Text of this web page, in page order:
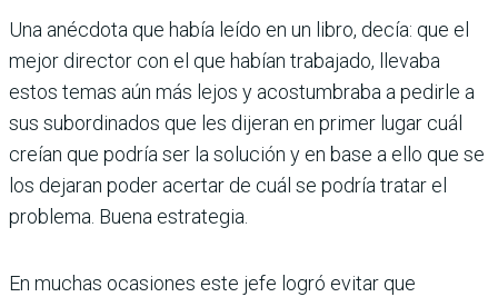
Una anécdota que había leído en un libro, decía: que el
mejor director con el que habían trabajado, llevaba
estos temas aún más lejos y acostumbraba a pedirle a
sus subordinados que les dijeran en primer lugar cuál
creían que podría ser la solución y en base a ello que se
los dejaran poder acertar de cuál se podría tratar el
problema. Buena estrategia.
En muchas ocasiones este jefe logró evitar que